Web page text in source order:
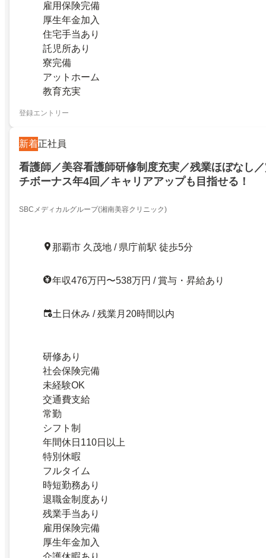
雇用保険完備
厚生年金加入
住宅手当あり
託児所あり
寮完備
アットホーム
教育充実
登録エントリー
新着正社員
看護師／美容看護師研修制度充実／残業ほぼなし
チボーナス年4回／キャリアアップも目指せる！
SBCメディカルグループ(湘南美容クリニック)
那覇市 久茂地 / 県庁前駅 徒歩5分
年収476万円〜538万円 / 賞与・昇給あり
土日休み / 残業月20時間以内
研修あり
社会保険完備
未経験OK
交通費支給
常勤
シフト制
年間休日110日以上
特別休暇
フルタイム
時短勤務あり
退職金制度あり
残業手当あり
雇用保険完備
厚生年金加入